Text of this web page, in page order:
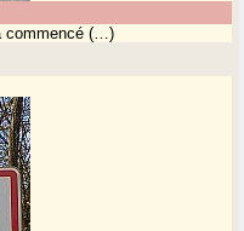
commencé (…)